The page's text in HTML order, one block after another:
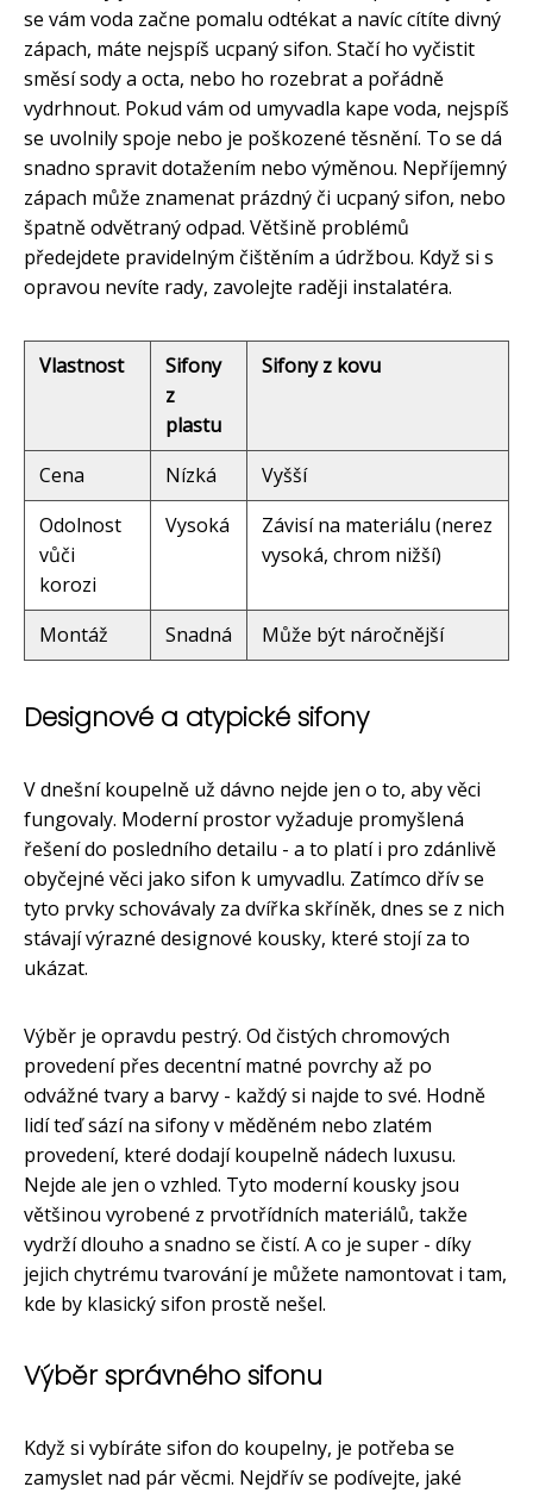
se vám voda začne pomalu odtékat a navíc cítíte divný
zápach, máte nejspíš ucpaný sifon. Stačí ho vyčistit
směsí sody a octa, nebo ho rozebrat a pořádně
vydrhnout. Pokud vám od umyvadla kape voda, nejspíš
se uvolnily spoje nebo je poškozené těsnění. To se dá
snadno spravit dotažením nebo výměnou. Nepříjemný
zápach může znamenat prázdný či ucpaný sifon, nebo
špatně odvětraný odpad. Většině problémů
předejdete pravidelným čištěním a údržbou. Když si s
opravou nevíte rady, zavolejte raději instalatéra.
Vlastnost
Sifony
z
plastu
Sifony z kovu
Cena Nízká
Vyšší
Odolnost
vůči
korozi
Vysoká
Závisí na materiálu (nerez
vysoká, chrom nižší)
Montáž Snadná Může být náročnější
Designové a atypické sifony
V dnešní koupelně už dávno nejde jen o to, aby věci
fungovaly. Moderní prostor vyžaduje promyšlená
řešení do posledního detailu - a to platí i pro zdánlivě
obyčejné věci jako sifon k umyvadlu. Zatímco dřív se
tyto prvky schovávaly za dvířka skříněk, dnes se z nich
stávají výrazné designové kousky, které stojí za to
ukázat.
Výběr je opravdu pestrý. Od čistých chromových
provedení přes decentní matné povrchy až po
odvážné tvary a barvy - každý si najde to své. Hodně
lidí teď sází na sifony v měděném nebo zlatém
provedení, které dodají koupelně nádech luxusu.
Nejde ale jen o vzhled. Tyto moderní kousky jsou
většinou vyrobené z prvotřídních materiálů, takže
vydrží dlouho a snadno se čistí. A co je super - díky
jejich chytrému tvarování je můžete namontovat i tam,
kde by klasický sifon prostě nešel.
Výběr správného sifonu
Když si vybíráte sifon do koupelny, je potřeba se
zamyslet nad pár věcmi. Nejdřív se podívejte, jaké